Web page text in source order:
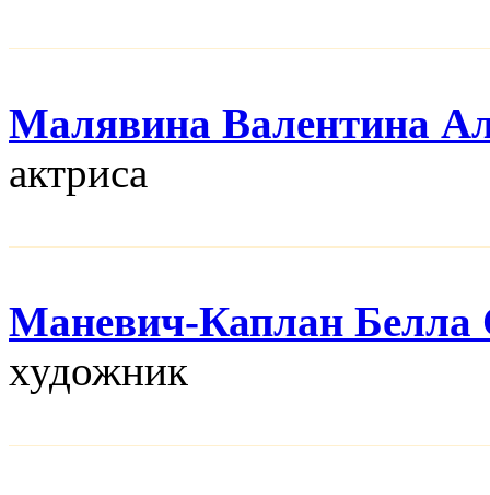
Малявина Валентина
актриса
Маневич-Каплан Белла
художник